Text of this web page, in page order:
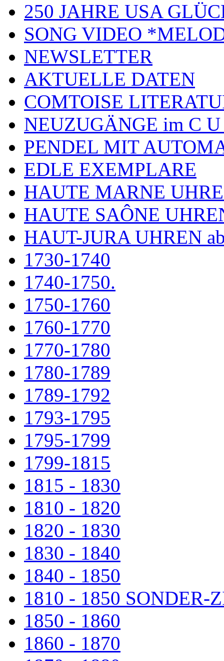
250 JAHRE USA
SONG VIDEO
NEWSLETTER
AKTUELLE DATEN
COMTOISE
NEUZUGÄNGE im C
PENDEL MIT
EDLE EXEMPLARE
HAUTE MARNE
HAUTE SAÔNE
HAUT-JURA UHREN
1730-1740
1740-1750.
1750-1760
1760-1770
1770-1780
1780-1789
1789-1792
1793-1795
1795-1799
1799-1815
1815 - 1830
1810 - 1820
1820 - 1830
1830 - 1840
1840 - 1850
1810 - 1850 SONDER-
1850 - 1860
1860 - 1870